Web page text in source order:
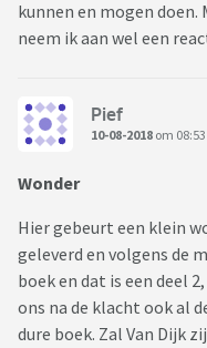
kunnen en mogen
neem ik aan wel een
Pief
10-08-2018 om 08:53
Wonder
Hier gebeurt een klein
geleverd en volgens de
boek en dat is een deel
ons na de klacht ook al
dure boek. Zal Van Dijk